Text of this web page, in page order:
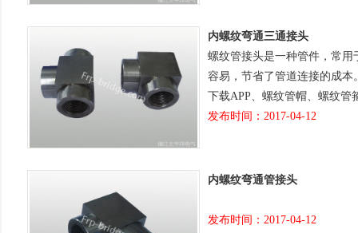
内螺纹弯通三通接头
螺纹管接头是一种管件，常
容易，节省了管道连接的成
下载APP、螺纹管帽、螺纹管
发布时间：2017-04-12
内螺纹弯通管接头
发布时间：2017-04-12